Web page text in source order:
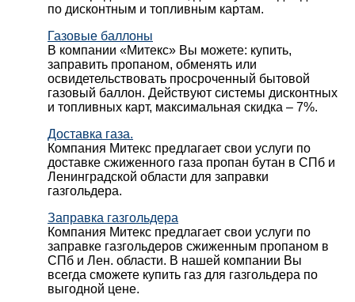
по дисконтным и топливным картам.
Газовые баллоны
В компании «Митекс» Вы можете: купить,
заправить пропаном, обменять или
освидетельствовать просроченный бытовой
газовый баллон. Действуют системы дисконтных
и топливных карт, максимальная скидка – 7%.
Доставка газа.
Компания Митекс предлагает свои услуги по
доставке сжиженного газа пропан бутан в СПб и
Ленинградской области для заправки
газгольдера.
Заправка газгольдера
Компания Митекс предлагает свои услуги по
заправке газгольдеров сжиженным пропаном в
СПб и Лен. области. В нашей компании Вы
всегда сможете купить газ для газгольдера по
выгодной цене.